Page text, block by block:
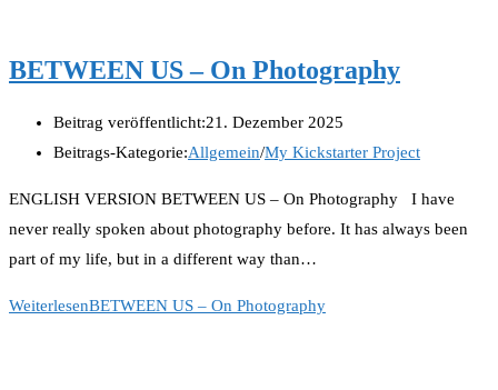
BETWEEN US – On Photography
Beitrag veröffentlicht:21. Dezember 2025
Beitrags-Kategorie:Allgemein/My Kickstarter Project
ENGLISH VERSION BETWEEN US – On Photography I have
never really spoken about photography before. It has always been
part of my life, but in a different way than…
WeiterlesenBETWEEN US – On Photography